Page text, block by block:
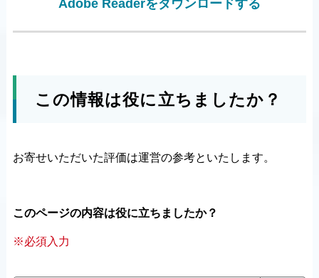
Adobe Readerをダウンロードする
この情報は役に立ちましたか？
お寄せいただいた評価は運営の参考といたします。
このページの内容は役に立ちましたか？
※必須入力